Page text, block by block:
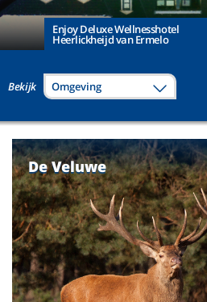
Enjoy Deluxe Wellnesshotel
Heerlickheijd van Ermelo
Bekijk Omgeving
De Veluwe